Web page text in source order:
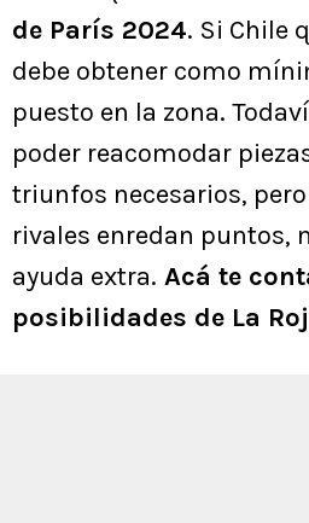
de París 2024. Si Chile
debe obtener como
puesto en la zona.
poder reacomodar
triunfos necesarios,
rivales enredan puntos,
ayuda extra. Acá te
posibilidades de La